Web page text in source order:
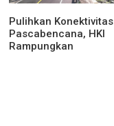
Pulihkan Konektivitas
Pascabencana, HKI
Rampungkan